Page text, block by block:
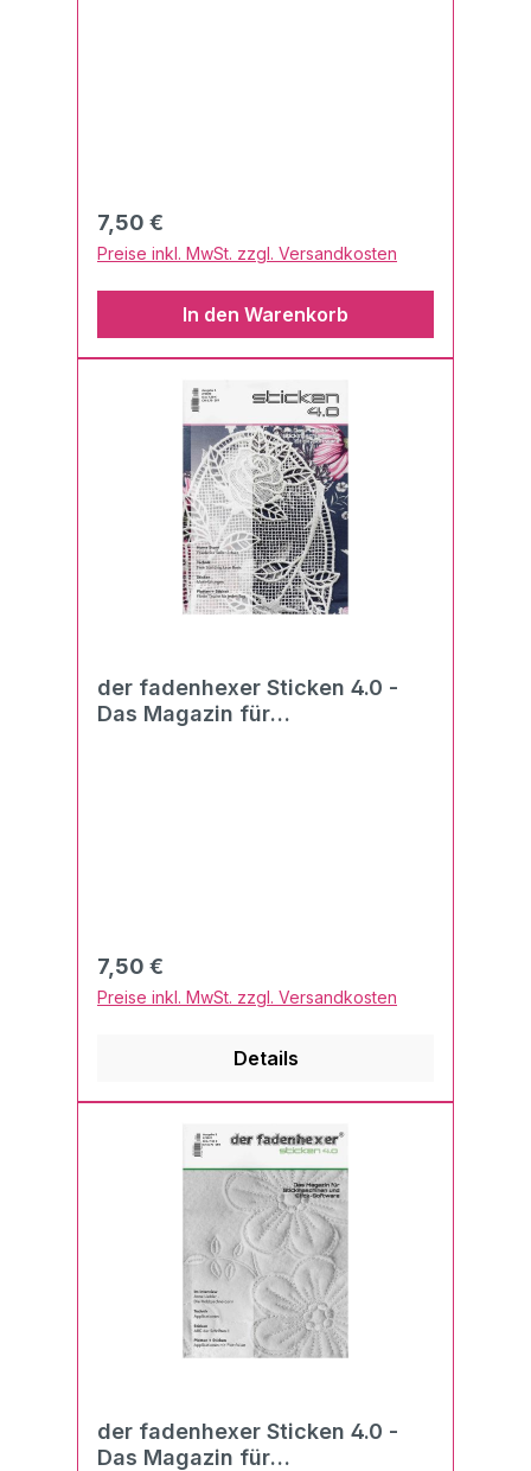
Regulärer Preis:
7,50 €
Preise inkl. MwSt. zzgl. Versandkosten
In den Warenkorb
der fadenhexer Sticken 4.0 -
Das Magazin für
Regulärer Preis:
7,50 €
Preise inkl. MwSt. zzgl. Versandkosten
Details
der fadenhexer Sticken 4.0 -
Das Magazin für